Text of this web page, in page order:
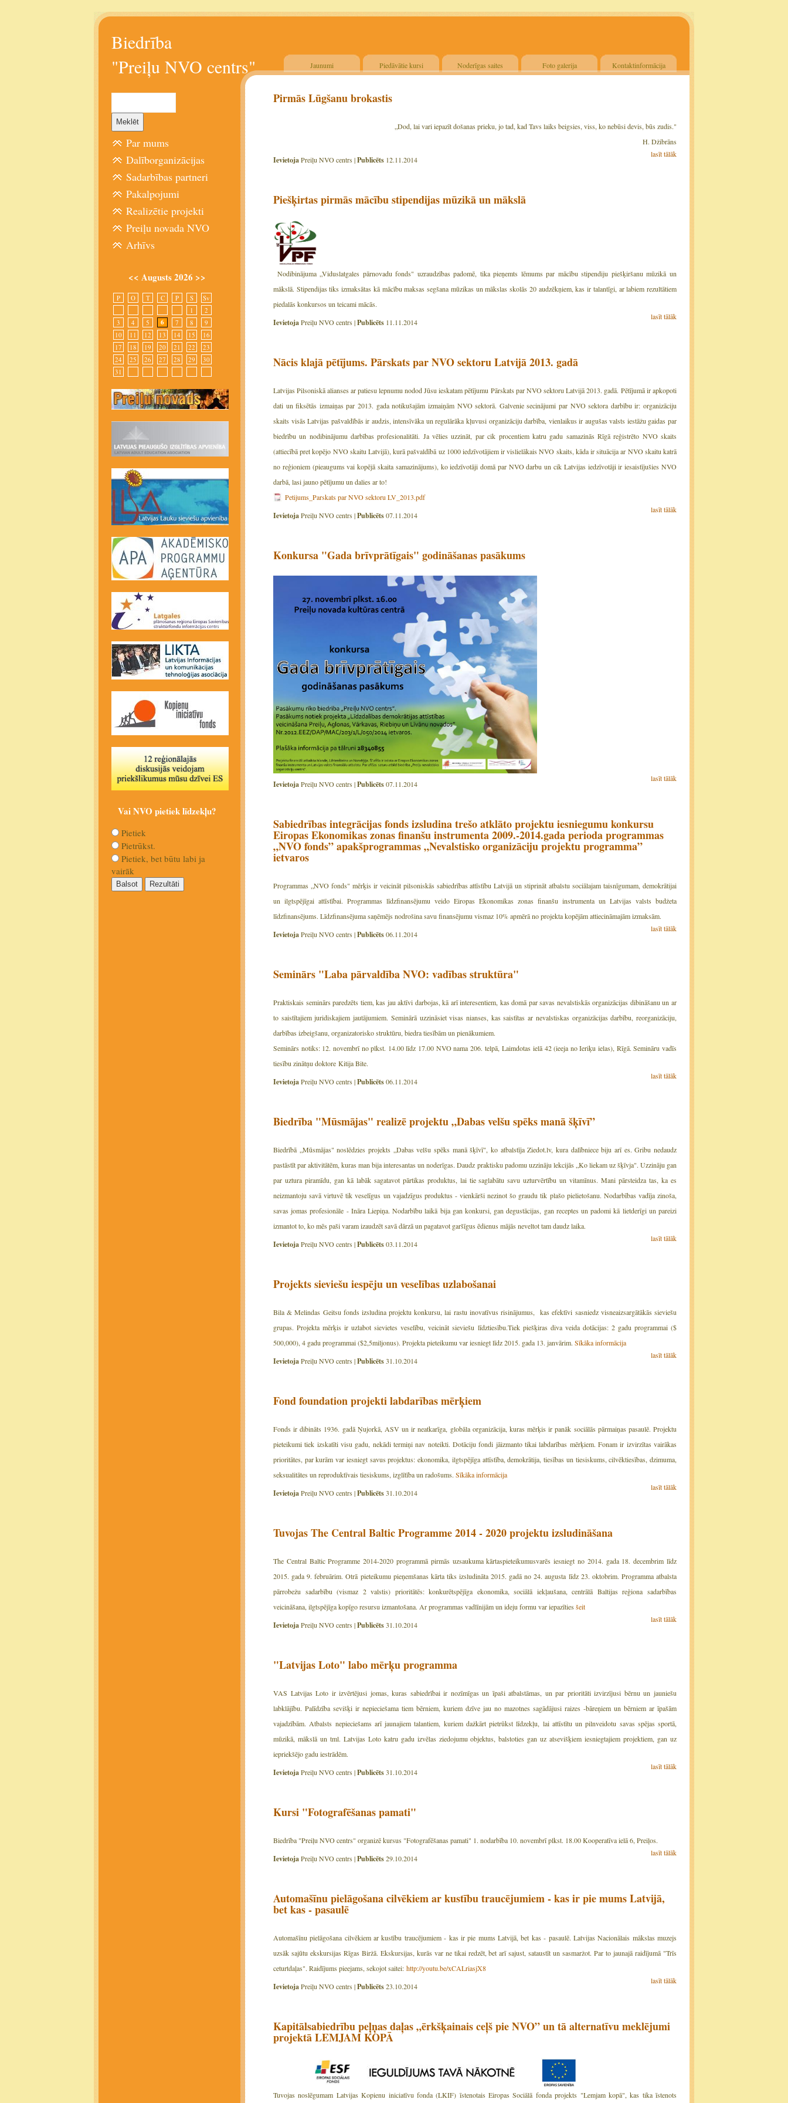
Biedrība
"Preiļu NVO centrs"
Jaunumi Piedāvātie kursi Noderīgas saites Foto galerija Kontaktinformācija
Pirmās Lūgšanu brokastis
„Dod, lai vari iepazīt došanas prieku, jo tad, kad Tavs laiks beigsies, viss, ko nebūsi devis, būs zudis."
H. Džibrāns
lasīt tālāk
IevietojaPreiļu NVO centrs |Publicēts 12.11.2014
Piešķirtas pirmās mācību stipendijas mūzikā un mākslā
Nodibinājuma „Viduslatgales pārnovadu fonds" uzraudzības padomē, tika pieņemts lēmums par mācību stipendiju piešķiršanu mūzikā un
mākslā. Stipendijas tiks izmaksātas kā mācību maksas segšana mūzikas un mākslas skolās 20 audzēkņiem, kas ir talantīgi, ar labiem rezultātiem
piedalās konkursos un teicami mācās.
lasīt tālāk
IevietojaPreiļu NVO centrs |Publicēts 11.11.2014
Nācis klajā pētījums. Pārskats par NVO sektoru Latvijā 2013. gadā
Latvijas Pilsoniskā alianses ar patiesu lepnumu nodod Jūsu ieskatam pētījumu Pārskats par NVO sektoru Latvijā 2013. gadā. Pētījumā ir apkopoti
dati un fiksētās izmaiņas par 2013. gada notikušajām izmaiņām NVO sektorā. Galvenie secinājumi par NVO sektora darbību ir: organizāciju
skaits visās Latvijas pašvaldībās ir audzis, intensīvāka un regulārāka kļuvusi organizāciju darbība, vienlaikus ir augušas valsts iestāžu gaidas par
biedrību un nodibinājumu darbības profesionalitāti. Ja vēlies uzzināt, par cik procentiem katru gadu samazinās Rīgā reģistrēto NVO skaits
(attiecībā pret kopējo NVO skaitu Latvijā), kurā pašvaldībā uz 1000 iedzīvotājiem ir vislielākais NVO skaits, kāda ir situācija ar NVO skaitu katrā
no reģioniem (pieaugums vai kopējā skaita samazinājums), ko iedzīvotāji domā par NVO darbu un cik Latvijas iedzīvotāji ir iesaistījušies NVO
darbā, lasi jauno pētījumu un dalies ar to!
Petijums_Parskats par NVO sektoru LV_2013.pdf
lasīt tālāk
IevietojaPreiļu NVO centrs |Publicēts07.11.2014
Konkursa "Gada brīvprātīgais" godināšanas pasākums
lasīt tālāk
IevietojaPreiļu NVO centrs |Publicēts07.11.2014
Sabiedrības integrācijas fonds izsludina trešo atklāto projektu iesniegumu konkursu
Eiropas Ekonomikas zonas finanšu instrumenta 2009.-2014.gada perioda programmas
„NVO fonds” apakšprogrammas „Nevalstisko organizāciju projektu programma”
ietvaros
Programmas „NVO fonds" mērķis ir veicināt pilsoniskās sabiedrības attīstību Latvijā un stiprināt atbalstu sociālajam taisnīgumam, demokrātijai
un ilgtspējīgai attīstībai. Programmas līdzfinansējumu veido Eiropas Ekonomikas zonas finanšu instrumenta un Latvijas valsts budžeta
līdzfinansējums. Līdzfinansējuma saņēmējs nodrošina savu finansējumu vismaz 10% apmērā no projekta kopējām attiecināmajām izmaksām.
lasīt tālāk
IevietojaPreiļu NVO centrs |Publicēts06.11.2014
Seminārs "Laba pārvaldība NVO: vadības struktūra"
Praktiskais seminārs paredzēts tiem, kas jau aktīvi darbojas, kā arī interesentiem, kas domā par savas nevalstiskās organizācijas dibināšanu un ar
to saistītajiem juridiskajiem jautājumiem. Seminārā uzzināsiet visas nianses, kas saistītas ar nevalstiskas organizācijas darbību, reorganizāciju,
darbības izbeigšanu, organizatorisko struktūru, biedra tiesībām un pienākumiem.
Seminārs notiks: 12. novembrī no plkst. 14.00 līdz 17.00 NVO nama 206. telpā, Laimdotas ielā 42 (ieeja no Ieriķu ielas), Rīgā. Semināru vadīs
tiesību zinātņu doktore Kitija Bite.
lasīt tālāk
IevietojaPreiļu NVO centrs |Publicēts06.11.2014
Biedrība "Mūsmājas" realizē projektu „Dabas velšu spēks manā šķīvī”
Biedrībā „Mūsmājas" noslēdzies projekts „Dabas velšu spēks manā šķīvī", ko atbalstīja Ziedot.lv, kura dalībniece biju arī es. Gribu nedaudz
pastāstīt par aktivitātēm, kuras man bija interesantas un noderīgas. Daudz praktisku padomu uzzināju lekcijās „Ko liekam uz šķīvja". Uzzināju gan
par uztura piramīdu, gan kā labāk sagatavot pārtikas produktus, lai tie saglabātu savu uzturvērtību un vitamīnus. Mani pārsteidza tas, ka es
neizmantoju savā virtuvē tik veselīgus un vajadzīgus produktus - vienkārši nezinot šo graudu tik plašo pielietošanu. Nodarbības vadīja zinoša,
savas jomas profesionāle - Ināra Liepiņa. Nodarbību laikā bija gan konkursi, gan degustācijas, gan receptes un padomi kā lietderīgi un pareizi
izmantot to, ko mēs paši varam izaudzēt savā dārzā un pagatavot garšīgus ēdienus mājās neveltot tam daudz laika.
lasīt tālāk
IevietojaPreiļu NVO centrs |Publicēts03.11.2014
Projekts sieviešu iespēju un veselības uzlabošanai
Bila & Melindas Geitsu fonds izsludina projektu konkursu, lai rastu inovatīvus risinājumus, kas efektīvi sasniedz visneaizsargātākās sieviešu
grupas. Projekta mērķis ir uzlabot sievietes veselību, veicināt sieviešu līdztiesību.Tiek piešķiras diva veida dotācijas: 2 gadu programmai ($
500,000), 4 gadu programmai ($2,5miljonus). Projekta pieteikumu var iesniegt līdz 2015. gada 13. janvārim. Sīkāka informācija
lasīt tālāk
IevietojaPreiļu NVO centrs |Publicēts31.10.2014
Fond foundation projekti labdarības mērķiem
Fonds ir dibināts 1936. gadā Ņujorkā, ASV un ir neatkarīga, globāla organizācija, kuras mērķis ir panāk sociālās pārmaiņas pasaulē. Projektu
pieteikumi tiek izskatīti visu gadu, nekādi termiņi nav noteikti. Dotāciju fondi jāizmanto tikai labdarības mērķiem. Fonam ir izvirzītas vairākas
prioritātes, par kurām var iesniegt savus projektus: ekonomika, ilgtspējīga attīstība, demokrātija, tiesības un tiesiskums, cilvēktiesības, dzimuma,
seksualitātes un reproduktīvais tiesiskums, izglītība un radošums. Sīkāka informācija
lasīt tālāk
IevietojaPreiļu NVO centrs |Publicēts31.10.2014
Tuvojas The Central Baltic Programme 2014 - 2020 projektu izsludināšana
The Central Baltic Programme 2014-2020 programmā pirmās uzsaukuma kārtaspieteikumusvarēs iesniegt no 2014. gada 18. decembrim līdz
2015. gada 9. februārim. Otrā pieteikumu pieņemšanas kārta tiks izsludināta 2015. gadā no 24. augusta līdz 23. oktobrim. Programma atbalsta
pārrobežu sadarbību (vismaz 2 valstis) prioritātēs: konkurētspējīga ekonomika, sociālā iekļaušana, centrālā Baltijas reģiona sadarbības
veicināšana, ilgtspējīga kopīgo resursu izmantošana. Ar programmas vadlīnijām un ideju formu var iepazītiesšeit
lasīt tālāk
IevietojaPreiļu NVO centrs |Publicēts31.10.2014
"Latvijas Loto" labo mērķu programma
VAS Latvijas Loto ir izvērtējusi jomas, kuras sabiedrībai ir nozīmīgas un īpaši atbalstāmas, un par prioritāti izvirzījusi bērnu un jauniešu
labklājību. Palīdzība sevišķi ir nepieciešama tiem bērniem, kuriem dzīve jau no mazotnes sagādājusi raizes -bāreņiem un bērniem ar īpašām
vajadzībām. Atbalsts nepieciešams arī jaunajiem talantiem, kuriem dažkārt pietrūkst līdzekļu, lai attīstītu un pilnveidotu savas spējas sportā,
mūzikā, mākslā un tml. Latvijas Loto katru gadu izvēlas ziedojumu objektus, balstoties gan uz atsevišķiem iesniegtajiem projektiem, gan uz
iepriekšējo gadu iestrādēm.
lasīt tālāk
IevietojaPreiļu NVO centrs |Publicēts31.10.2014
Kursi "Fotografēšanas pamati"
Biedrība "Preiļu NVO centrs" organizē kursus "Fotografēšanas pamati" 1. nodarbība 10. novembrī plkst. 18.00 Kooperatīva ielā 6, Preiļos.
lasīt tālāk
IevietojaPreiļu NVO centrs |Publicēts29.10.2014
Automašīnu pielāgošana cilvēkiem ar kustību traucējumiem - kas ir pie mums Latvijā,
bet kas - pasaulē
Automašīnu pielāgošana cilvēkiem ar kustību traucējumiem - kas ir pie mums Latvijā, bet kas - pasaulē. Latvijas Nacionālais mākslas muzejs
uzsāk sajūtu ekskursijas Rīgas Biržā. Ekskursijas, kurās var ne tikai redzēt, bet arī sajust, sataustīt un sasmaržot. Par to jaunajā raidījumā "Trīs
ceturtdaļas". Raidījums pieejams, sekojot saitei: http://youtu.be/xCALriasjX8
lasīt tālāk
IevietojaPreiļu NVO centrs |Publicēts23.10.2014
Kapitālsabiedrību peļņas daļas „ērkšķainais ceļš pie NVO” un tā alternatīvu meklējumi
projektā LEMJAM KOPĀ
Tuvojas noslēgumam Latvijas Kopienu iniciatīvu fonda (LKIF) īstenotais Eiropas Sociālā fonda projekts "Lemjam kopā", kas tika īstenots
Par mums
Dalīborganizācijas
Sadarbības partneri
Pakalpojumi
Realizētie projekti
Preiļu novada NVO
Arhīvs
<< Augusts 2026 >>
P O T C P S
Sv
1
2
3
4 5 6 7 8
9
10
11 12 13 14 15
16
17
18 19 20 21 22
23
24
25 26 27 28 29
30
31
Vai NVO pietiek līdzekļu?
Pietiek
Pietrūkst.
Pietiek, bet būtu labi ja
vairāk